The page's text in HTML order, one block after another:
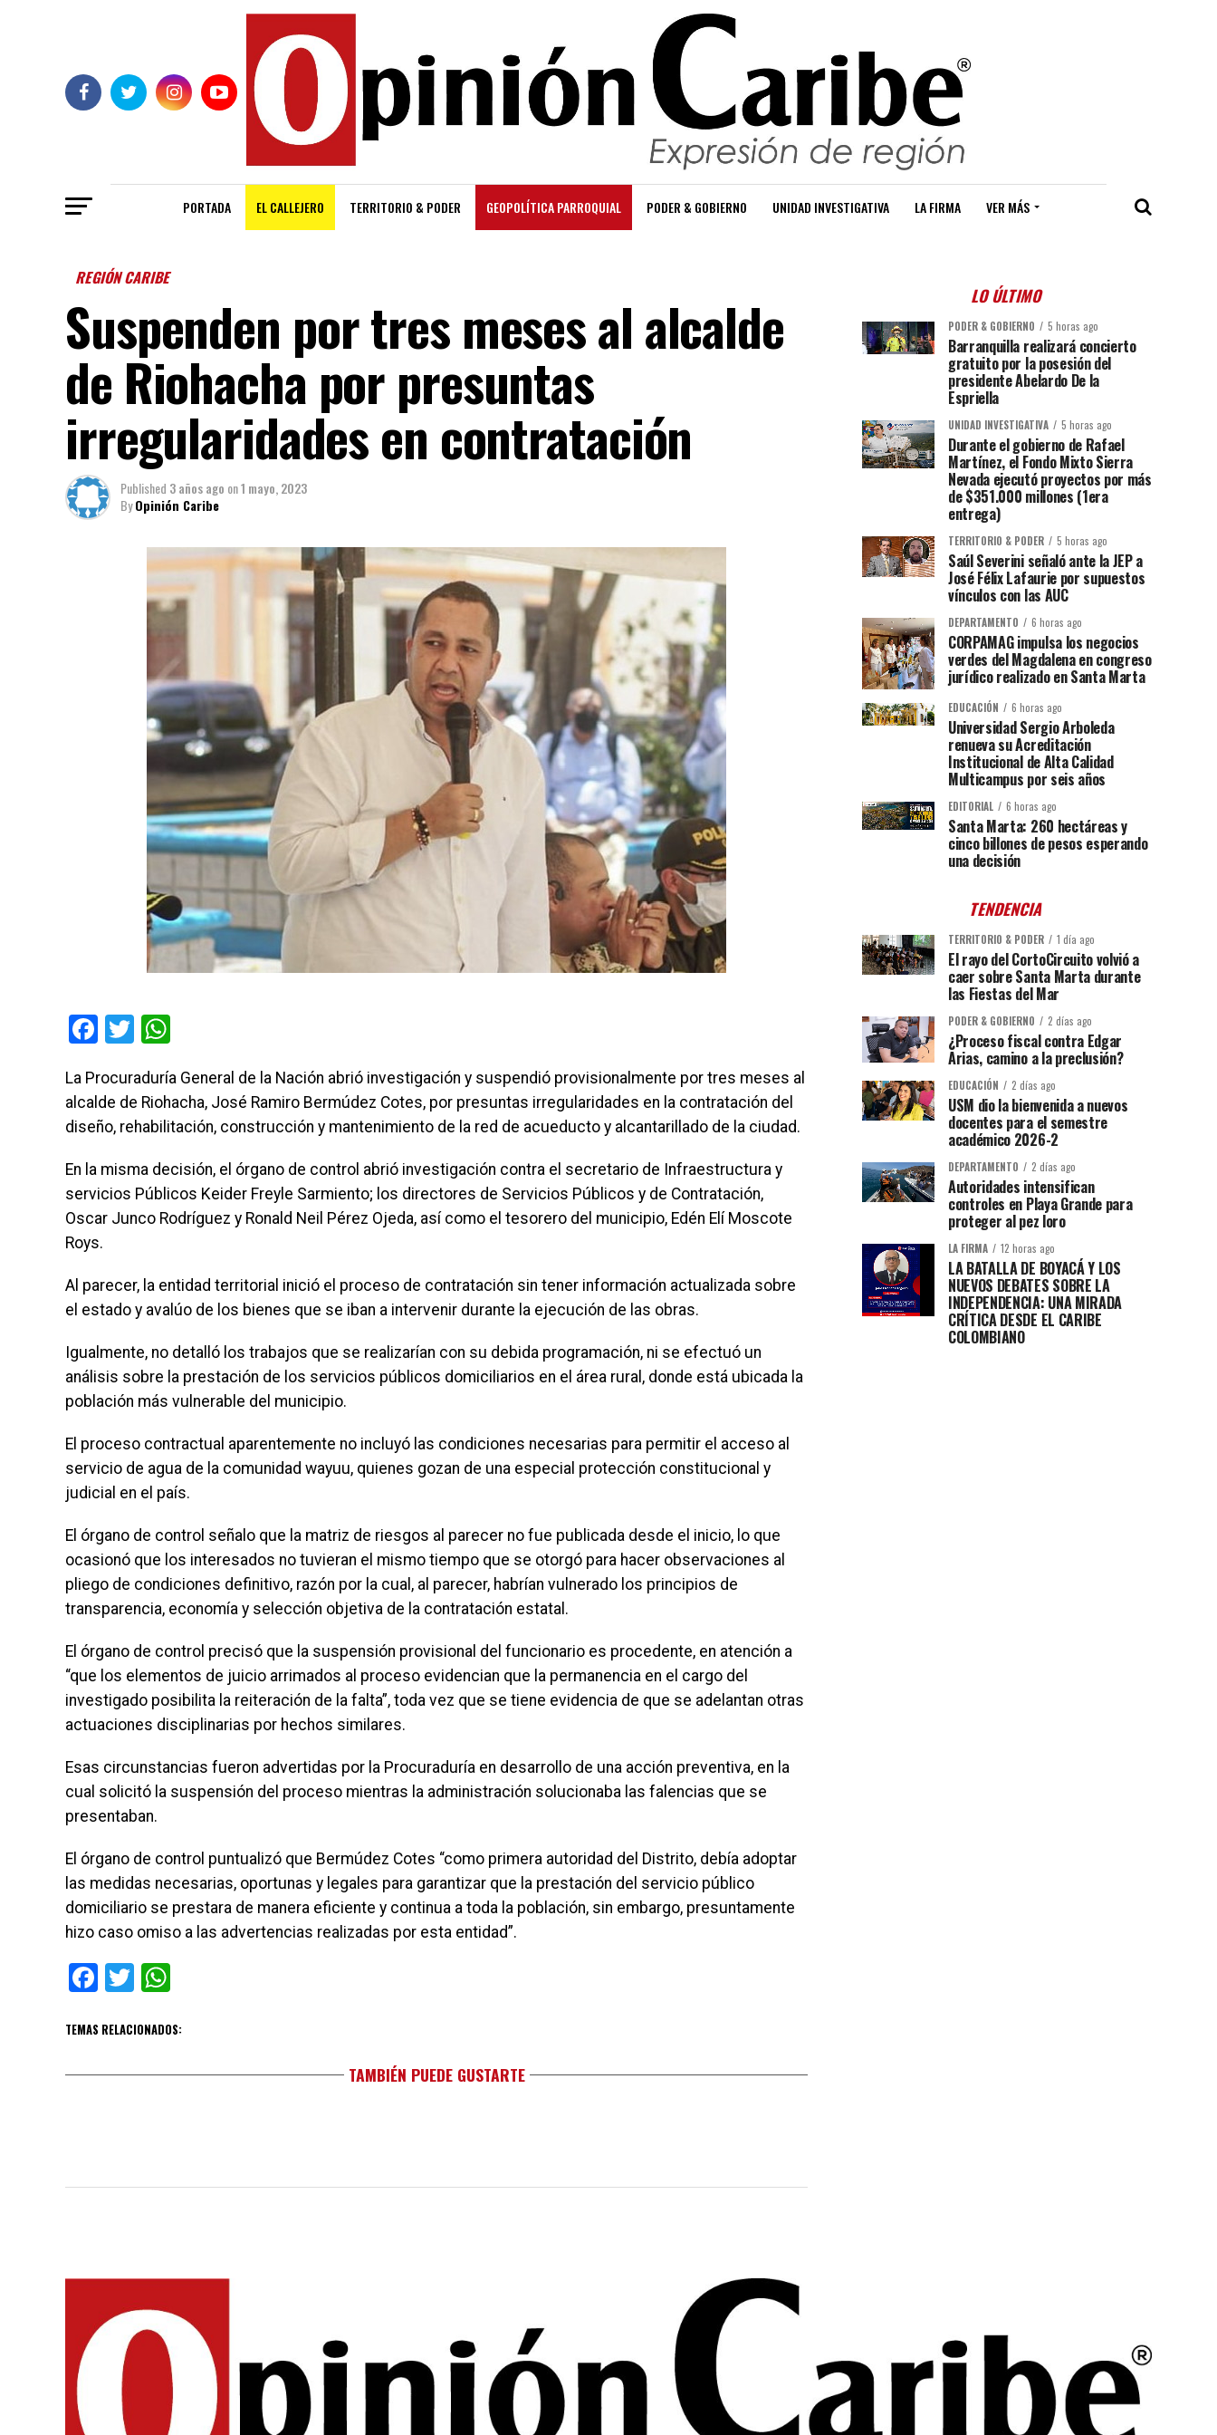
PORTADA EL CALLEJERO TERRITORIO & PODER GEOPOLÍTICA PARROQUIAL PODER & GOBIERNO UNIDAD INVESTIGATIVA LA FIRMA VER MÁS
REGIÓN CARIBE
Suspenden por tres meses al alcalde
de Riohacha por presuntas
irregularidades en contratación
Published 3 años ago on1 mayo, 2023
ByOpinión Caribe
Facebook
Twitter
La Procuraduría General de la Nación abrió investigación y suspendió provisionalmente por tres meses al
alcalde de Riohacha, José Ramiro Bermúdez Cotes, por presuntas irregularidades en la contratación del
diseño, rehabilitación, construcción y mantenimiento de la red de acueducto y alcantarillado de la ciudad.
En la misma decisión, el órgano de control abrió investigación contra el secretario de Infraestructura y
servicios Públicos Keider Freyle Sarmiento; los directores de Servicios Públicos y de Contratación,
Oscar Junco Rodríguez y Ronald Neil Pérez Ojeda, así como el tesorero del municipio, Edén Elí Moscote
Roys.
Al parecer, la entidad territorial inició el proceso de contratación sin tener información actualizada sobre
el estado y avalúo de los bienes que se iban a intervenir durante la ejecución de las obras.
Igualmente, no detalló los trabajos que se realizarían con su debida programación, ni se efectuó un
análisis sobre la prestación de los servicios públicos domiciliarios en el área rural, donde está ubicada la
población más vulnerable del municipio.
El proceso contractual aparentemente no incluyó las condiciones necesarias para permitir el acceso al
servicio de agua de la comunidad wayuu, quienes gozan de una especial protección constitucional y
judicial en el país.
El órgano de control señalo que la matriz de riesgos al parecer no fue publicada desde el inicio, lo que
ocasionó que los interesados no tuvieran el mismo tiempo que se otorgó para hacer observaciones al
pliego de condiciones definitivo, razón por la cual, al parecer, habrían vulnerado los principios de
transparencia, economía y selección objetiva de la contratación estatal.
El órgano de control precisó que la suspensión provisional del funcionario es procedente, en atención a
“que los elementos de juicio arrimados al proceso evidencian que la permanencia en el cargo del
investigado posibilita la reiteración de la falta”, toda vez que se tiene evidencia de que se adelantan otras
actuaciones disciplinarias por hechos similares.
Esas circunstancias fueron advertidas por la Procuraduría en desarrollo de una acción preventiva, en la
cual solicitó la suspensión del proceso mientras la administración solucionaba las falencias que se
presentaban.
El órgano de control puntualizó que Bermúdez Cotes “como primera autoridad del Distrito, debía adoptar
las medidas necesarias, oportunas y legales para garantizar que la prestación del servicio público
domiciliario se prestara de manera eficiente y continua a toda la población, sin embargo, presuntamente
hizo caso omiso a las advertencias realizadas por esta entidad”.
Facebook
Twitter
TEMAS RELACIONADOS:
TAMBIÉN PUEDE GUSTARTE
LO ÚLTIMO
PODER & GOBIERNO 5 horas ago
Barranquilla realizará concierto
gratuito por la posesión del
presidente Abelardo De la
Espriella
UNIDAD INVESTIGATIVA 5 horas ago
Durante el gobierno de Rafael
Martínez, el Fondo Mixto Sierra
Nevada ejecutó proyectos por más
de $351.000 millones (1era
entrega)
TERRITORIO & PODER 5 horas ago
Saúl Severini señaló ante la JEP a
José Félix Lafaurie por supuestos
vínculos con las AUC
DEPARTAMENTO 6 horas ago
CORPAMAG impulsa los negocios
verdes del Magdalena en congreso
jurídico realizado en Santa Marta
EDUCACIÓN 6 horas ago
Universidad Sergio Arboleda
renueva su Acreditación
Institucional de Alta Calidad
Multicampus por seis años
EDITORIAL 6 horas ago
Santa Marta: 260 hectáreas y
cinco billones de pesos esperando
una decisión
TENDENCIA
TERRITORIO & PODER 1 día ago
El rayo del CortoCircuito volvió a
caer sobre Santa Marta durante
las Fiestas del Mar
PODER & GOBIERNO 2 días ago
¿Proceso fiscal contra Edgar
Arias, camino a la preclusión?
EDUCACIÓN 2 días ago
USM dio la bienvenida a nuevos
docentes para el semestre
académico 2026-2
DEPARTAMENTO 2 días ago
Autoridades intensifican
controles en Playa Grande para
proteger al pez loro
LA FIRMA 12 horas ago
LA BATALLA DE BOYACÁ Y LOS
NUEVOS DEBATES SOBRE LA
INDEPENDENCIA: UNA MIRADA
CRÍTICA DESDE EL CARIBE
COLOMBIANO